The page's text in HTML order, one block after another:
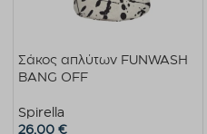
Σάκος απλύτων FUNWASH
BANG OFF
Spirella
26,00 €